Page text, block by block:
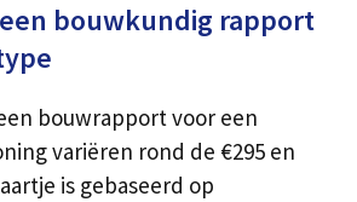
bouwkundig rapport
bouwrapport voor een
variëren rond de €295 en
is gebaseerd op